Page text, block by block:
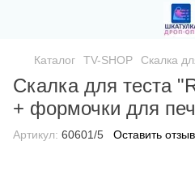
Каталог TV-SHOP Скалка
Скалка для теста
+ формочки для
Артикул: 60601/5 Оставить отзыв